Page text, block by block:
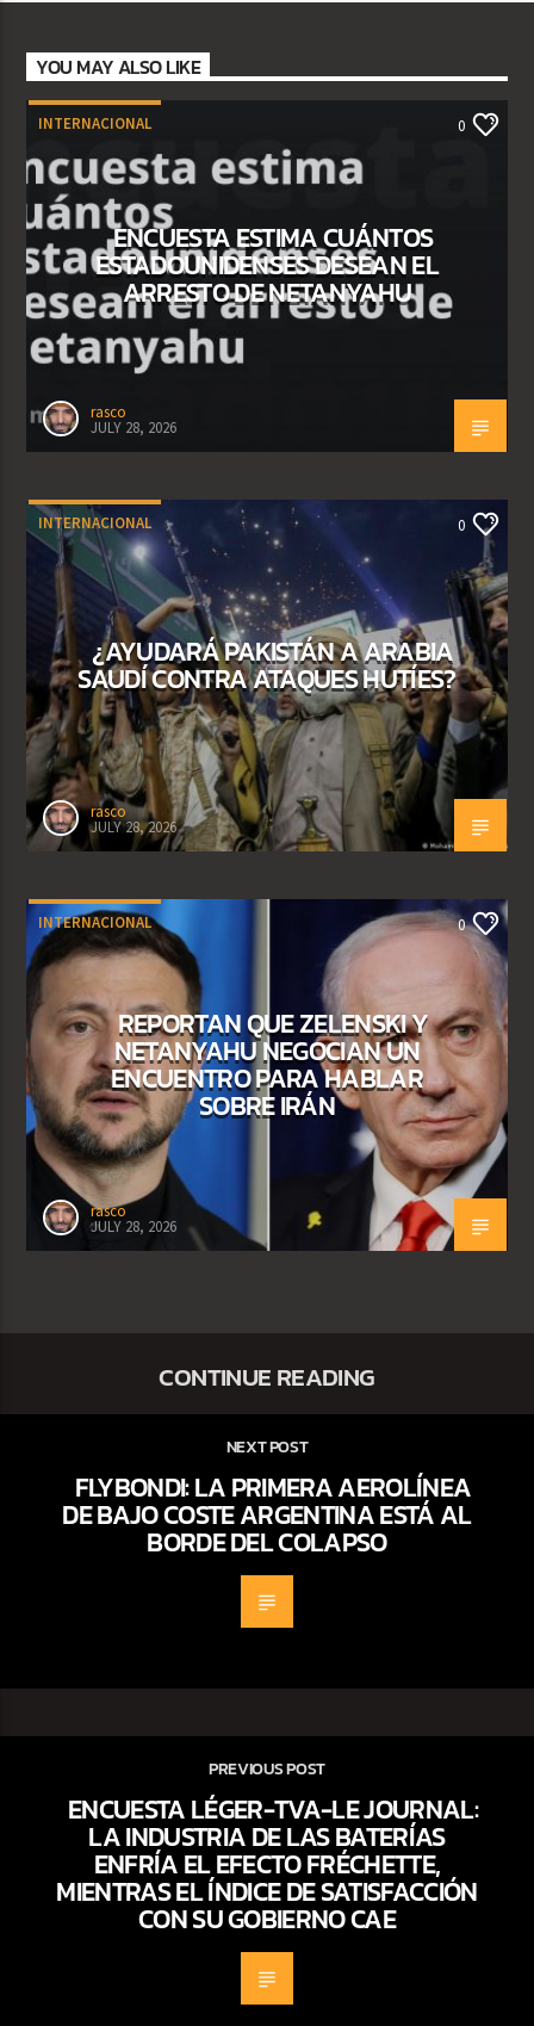
YOU MAY ALSO LIKE
INTERNACIONAL 0
ENCUESTA ESTIMA CUÁNTOS
ESTADOUNIDENSES DESEAN EL
ARRESTO DE NETANYAHU
rasco
JULY 28, 2026
INTERNACIONAL 0
¿AYUDARÁ PAKISTÁN A ARABIA
SAUDÍ CONTRA ATAQUES HUTÍES?
rasco
JULY 28, 2026
INTERNACIONAL 0
REPORTAN QUE ZELENSKI Y
NETANYAHU NEGOCIAN UN
ENCUENTRO PARA HABLAR
SOBRE IRÁN
rasco
JULY 28, 2026
CONTINUE READING
NEXT POST
FLYBONDI: LA PRIMERA AEROLÍNEA
DE BAJO COSTE ARGENTINA ESTÁ AL
BORDE DEL COLAPSO
PREVIOUS POST
ENCUESTA LÉGER-TVA-LE JOURNAL:
LA INDUSTRIA DE LAS BATERÍAS
ENFRÍA EL EFECTO FRÉCHETTE,
MIENTRAS EL ÍNDICE DE SATISFACCIÓN
CON SU GOBIERNO CAE